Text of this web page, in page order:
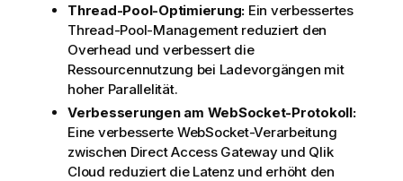
s
h
i
n
w
e
i
s
Thread-Pool-Optimierung: Ein verbessertes
Thread-Pool-Management reduziert den
Overhead und verbessert die
Ressourcennutzung bei Ladevorgängen mit
hoher Parallelität.
Verbesserungen am WebSocket-Protokoll:
Eine verbesserte WebSocket-Verarbeitung
zwischen Direct Access Gatewayund Qlik
Cloud reduziert die Latenz und erhöht den